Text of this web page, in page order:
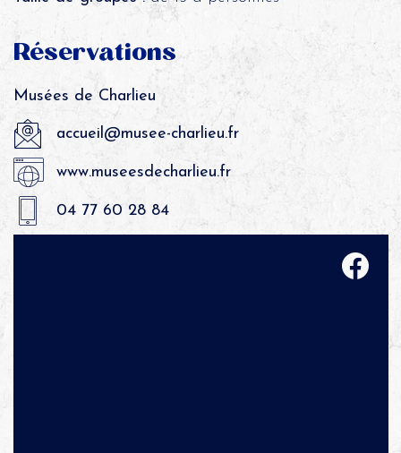
Réservations
Musées de Charlieu
accueil@musee-charlieu.fr
www.museesdecharlieu.fr
04 77 60 28 84